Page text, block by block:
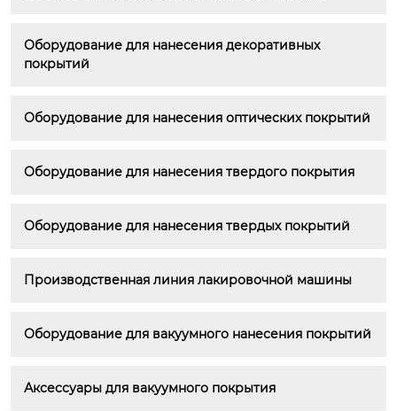
Оборудование для нанесения декоративных
покрытий
Оборудование для нанесения оптических покрытий
Оборудование для нанесения твердого покрытия
Оборудование для нанесения твердых покрытий
Производственная линия лакировочной машины
Оборудование для вакуумного нанесения покрытий
Аксессуары для вакуумного покрытия